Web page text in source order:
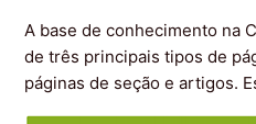
A base de conhecimento na
de três principais tipos de
páginas de seção e artigos.